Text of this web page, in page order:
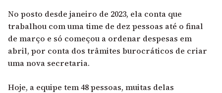
No posto desde janeiro de 2023, ela conta que
trabalhou com uma time de dez pessoas até o final
de março e só começou a ordenar despesas em
abril, por conta dos trâmites burocráticos de criar
uma nova secretaria.
Hoje, a equipe tem 48 pessoas, muitas delas